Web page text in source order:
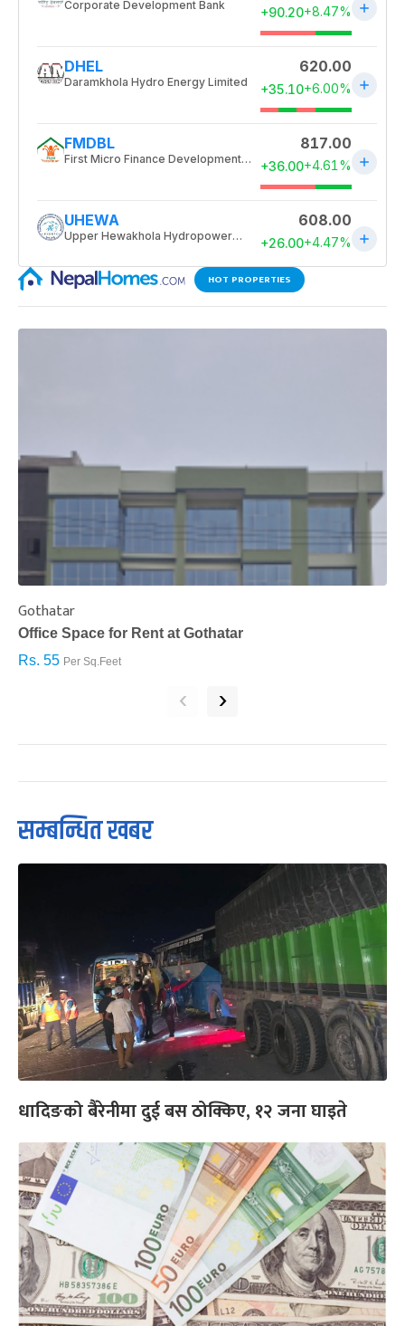
HOT PROPERTIES
Gothatar
Office Space for Rent at Gothatar
Rs. 55 Per Sq.Feet
‹ ›
सम्बन्धित खबर
धादिङको बैरेनीमा दुई बस ठोक्किए, १२ जना घाइते